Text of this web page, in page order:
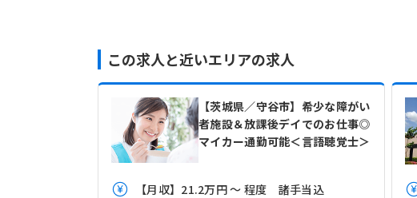
この求人と近いエリアの求人
【茨城県／守谷市】希少な障がい
者施設＆放課後デイでのお仕事◎
マイカー通勤可能＜言語聴覚士＞
【月収】21.2万円 ～ 程度 諸手当込